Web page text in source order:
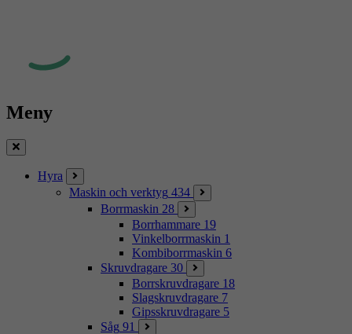
Meny
Stäng
Hyra
Maskin och verktyg 434
Borrmaskin 28
Borrhammare 19
Vinkelborrmaskin 1
Kombiborrmaskin 6
Skruvdragare 30
Borrskruvdragare 18
Slagskruvdragare 7
Gipsskruvdragare 5
Såg 91